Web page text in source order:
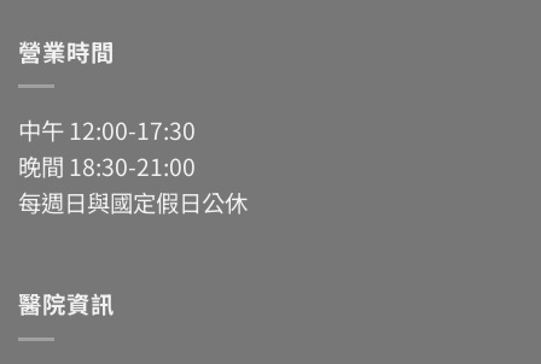
營業時間
中午 12:00-17:30
晚間 18:30-21:00
每週日與國定假日公休
醫院資訊